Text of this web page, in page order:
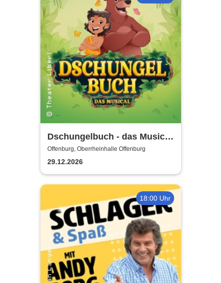
Dschungelbuch - das Musical
| Theater Liberi
Offenburg, Oberrheinhalle Offenburg
29.12.2026
18:00 Uhr